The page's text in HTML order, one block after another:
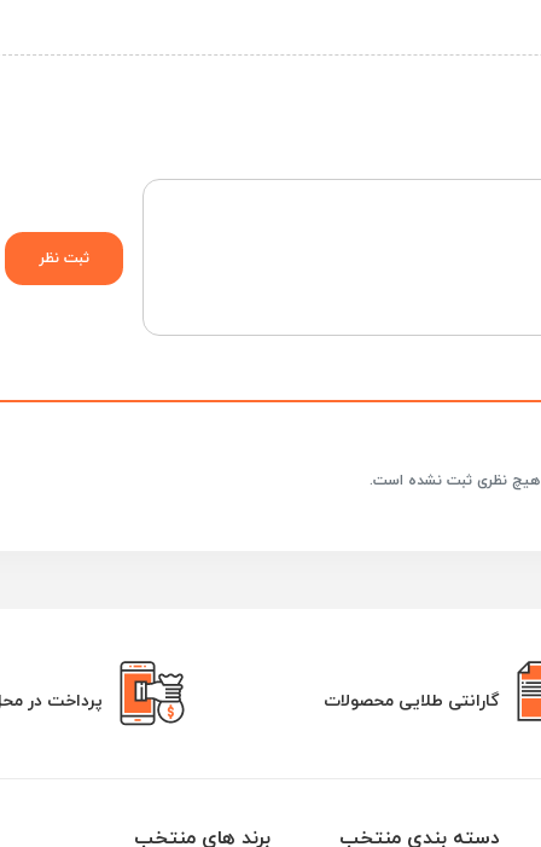
هیچ نظری ثبت نشده است.
گارانتی طلایی محصولات پرداخت در
دسته بندی منتخب برند های منتخب